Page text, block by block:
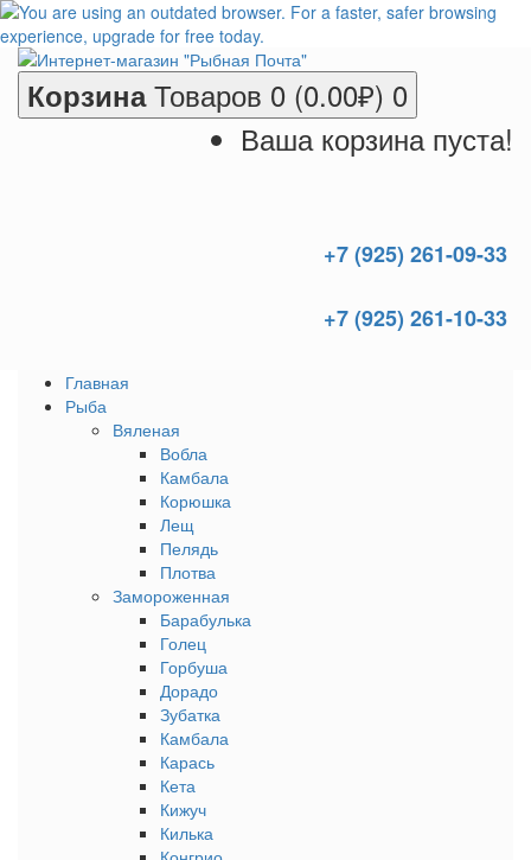
КорзинаТоваров 0 (0.00₽) 0
Ваша корзина пуста!
+7 (925) 261-09-33
+7 (925) 261-10-33
Главная
Рыба
Вяленая
Вобла
Камбала
Корюшка
Лещ
Пелядь
Плотва
Замороженная
Барабулька
Голец
Горбуша
Дорадо
Зубатка
Камбала
Карась
Кета
Кижуч
Килька